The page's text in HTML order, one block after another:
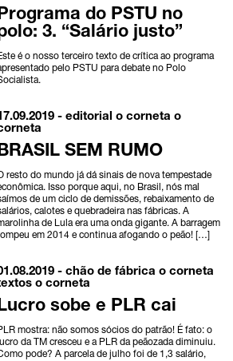
do PSTU no
3. “Salário justo”
é o nosso terceiro texto de crítica ao programa
pelo PSTU para debate no Polo
-editorial o corneta o
SEM RUMO
resto do mundo já dá sinais de nova tempestade
Isso porque aqui, no Brasil, nós mal
de um ciclo de demissões, rebaixamento de
calotes e quebradeira nas fábricas. A
de Lula era uma onda gigante. A barragem
em 2014 e continua afogando o peão! […]
-chão de fábrica o corneta
o corneta
sobe e PLR cai
mostra: não somos sócios do patrão! É fato: o
lucro da TM cresceu e a PLR da peãozada diminuiu.
pode? A parcela de julho foi de 1,3 salário,